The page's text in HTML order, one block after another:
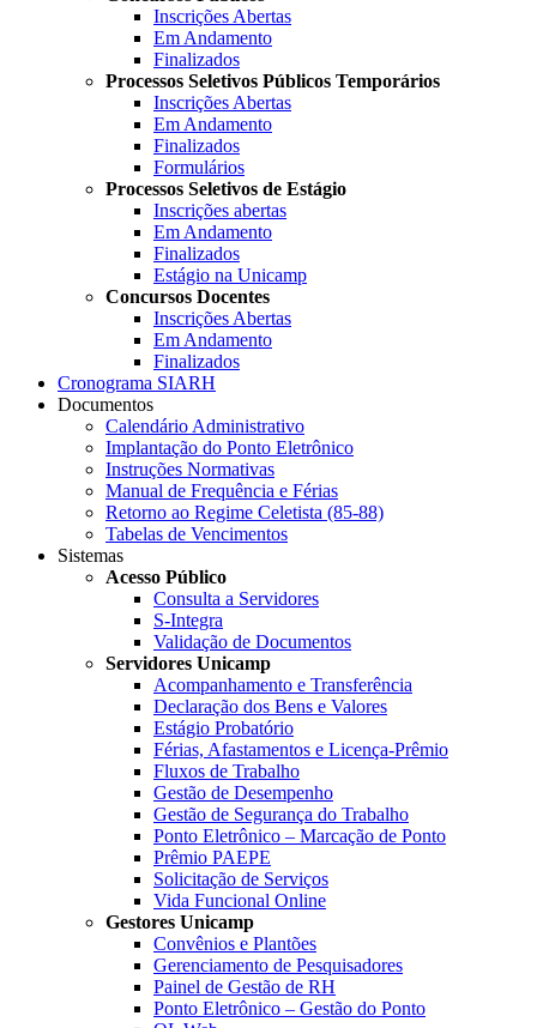
Inscrições Abertas
Em Andamento
Finalizados
Processos Seletivos Públicos Temporários
Inscrições Abertas
Em Andamento
Finalizados
Formulários
Processos Seletivos de Estágio
Inscrições abertas
Em Andamento
Finalizados
Estágio na Unicamp
Concursos Docentes
Inscrições Abertas
Em Andamento
Finalizados
Cronograma SIARH
Documentos
Calendário Administrativo
Implantação do Ponto Eletrônico
Instruções Normativas
Manual de Frequência e Férias
Retorno ao Regime Celetista (85-88)
Tabelas de Vencimentos
Sistemas
Acesso Público
Consulta a Servidores
S-Integra
Validação de Documentos
Servidores Unicamp
Acompanhamento e Transferência
Declaração dos Bens e Valores
Estágio Probatório
Férias, Afastamentos e Licença-Prêmio
Fluxos de Trabalho
Gestão de Desempenho
Gestão de Segurança do Trabalho
Ponto Eletrônico – Marcação de Ponto
Prêmio PAEPE
Solicitação de Serviços
Vida Funcional Online
Gestores Unicamp
Convênios e Plantões
Gerenciamento de Pesquisadores
Painel de Gestão de RH
Ponto Eletrônico – Gestão do Ponto